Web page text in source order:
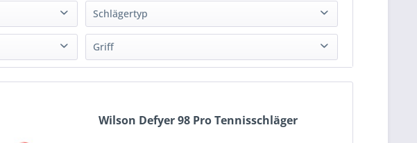
von12,50 €bis289,90 €
Schlägertyp
Tour-Racket
Griff
L1(2)
L4
Wilson Defyer 98 Pro Tennisschläger